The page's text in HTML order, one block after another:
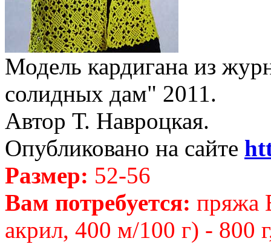
Модель кардигана из
солидных дам" 2011.
Автор Т. Навроцкая.
Опубликовано на сайте
Размер: 52-56
Вам потребуется: пряжа
акрил, 400 м/100 г) - 800